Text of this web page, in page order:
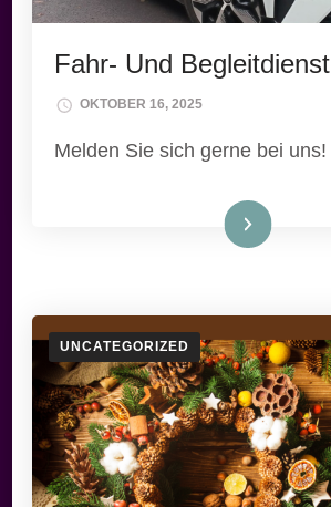
Fahr- Und Begleitdienst
OKTOBER 16, 2025
Melden Sie sich gerne bei uns!
Weiterlesen
UNCATEGORIZED